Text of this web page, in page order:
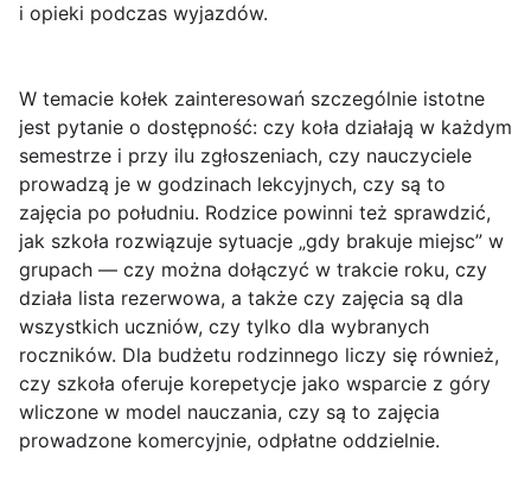
i opieki podczas wyjazdów.
W temacie kołek zainteresowań szczególnie istotne
jest pytanie o dostępność: czy koła działają w każdym
semestrze i przy ilu zgłoszeniach, czy nauczyciele
prowadzą je w godzinach lekcyjnych, czy są to
zajęcia po południu. Rodzice powinni też sprawdzić,
jak szkoła rozwiązuje sytuacje „gdy brakuje miejsc” w
grupach — czy można dołączyć w trakcie roku, czy
działa lista rezerwowa, a także czy zajęcia są dla
wszystkich uczniów, czy tylko dla wybranych
roczników. Dla budżetu rodzinnego liczy się również,
czy szkoła oferuje korepetycje jako wsparcie z góry
wliczone w model nauczania, czy są to zajęcia
prowadzone komercyjnie, odpłatne oddzielnie.